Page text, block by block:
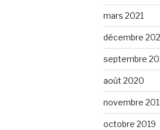
mars 2021
décembre
septembre
août 2020
novembre
octobre 2019